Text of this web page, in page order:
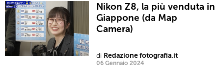
Nikon Z8, la più venduta in
Giappone (da Map
Camera)
di Redazione fotografia.it
06 Gennaio 2024